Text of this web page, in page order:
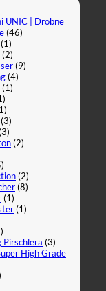
UNIC | Drobne
(46)
(1)
(2)
(9)
(4)
(1)
(3)
(2)
(2)
(8)
(1)
(1)
Pirschlera (3)
High Grade